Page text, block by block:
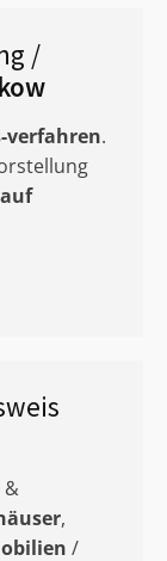
/
verfahren.
&
,
/